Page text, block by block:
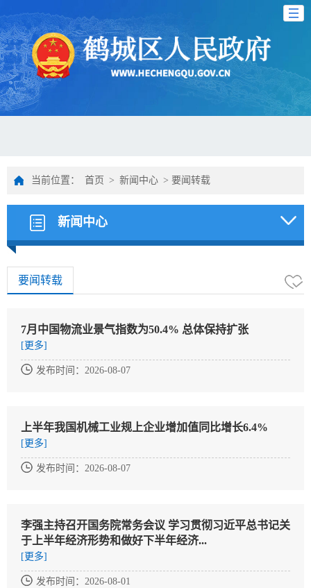
当前位置： 首页 > 新闻中心 > 要闻转载
新闻中心
要闻转载
7月中国物流业景气指数为50.4% 总体保持扩张
[更多]
发布时间：2026-08-07
上半年我国机械工业规上企业增加值同比增长6.4%
[更多]
发布时间：2026-08-07
李强主持召开国务院常务会议 学习贯彻习近平总书记关
于上半年经济形势和做好下半年经济...
[更多]
发布时间：2026-08-01